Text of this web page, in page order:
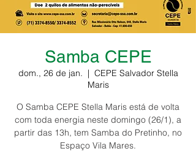
Samba CEPE
dom., 26 de jan.
  |
CEPE Salvador Stella
Maris
O Samba CEPE Stella Maris está de volta
com toda energia neste domingo (26/1), a
partir das 13h, tem Samba do Pretinho, no
Espaço Vila Mares.